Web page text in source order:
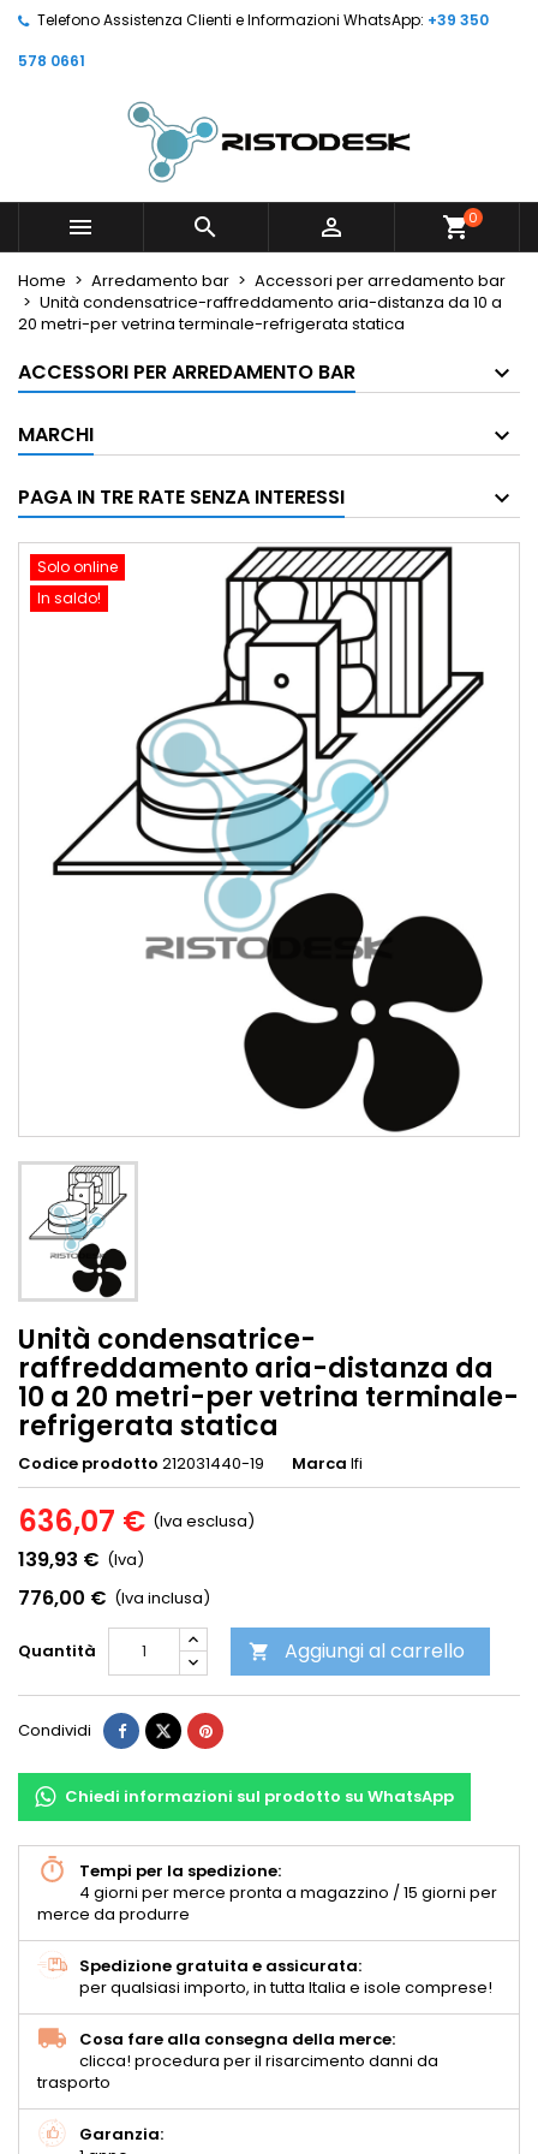
Telefono Assistenza Clienti e Informazioni WhatsApp: +39 350
578 0661
   shopping_cart0
Home Arredamento bar
Accessori per arredamento bar
Unità condensatrice-raffreddamento aria-distanza da 10 a
20 metri-per vetrina terminale-refrigerata statica
ACCESSORI PER ARREDAMENTO BAR
MARCHI
PAGA IN TRE RATE SENZA INTERESSI
Solo online
In saldo!
Unità condensatrice-
raffreddamento aria-distanza da
10 a 20 metri-per vetrina terminale-
refrigerata statica
Codice prodotto 212031440-19 Marca Ifi
636,07 € (Iva esclusa)
139,93 € (Iva)
776,00 € (Iva inclusa)
Quantità  Aggiungi al carrello
Condividi
Chiedi informazioni sul prodotto su WhatsApp
Tempi per la spedizione:
4 giorni per merce pronta a magazzino / 15 giorni per
merce da produrre
Spedizione gratuita e assicurata:
per qualsiasi importo, in tutta Italia e isole comprese!
Cosa fare alla consegna della merce:
clicca! procedura per il risarcimento danni da
trasporto
Garanzia: